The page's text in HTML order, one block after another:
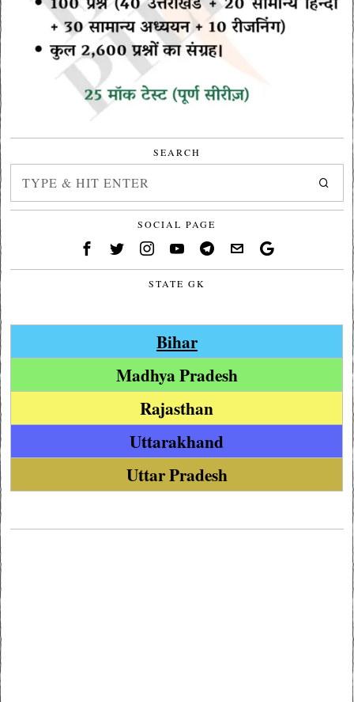
SEARCH
SOCIAL PAGE
STATE GK
Bihar
Madhya Pradesh
Rajasthan
Uttarakhand
Uttar Pradesh